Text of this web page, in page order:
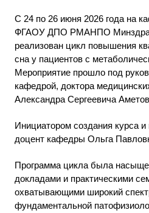
С 24 по 26 июня 2026 года на
ФГАОУ ДПО РМАНПО
реализован цикл повышения
сна у пациентов с
Мероприятие прошло под
кафедрой, доктора
Александра Сергеевича
Инициатором создания курса
доцент кафедры Ольга
Программа цикла была
докладами и практическими
охватывающими широкий
фундаментальной